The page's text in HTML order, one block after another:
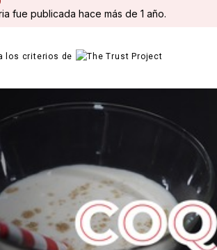
fue publicada hace más de 1 año.
los criterios de